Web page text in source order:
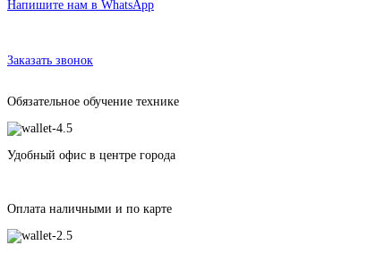
Напишите нам в WhatsApp
Заказать звонок
Обязательное обучение технике
Удобный офис в центре города
Оплата наличными и по карте